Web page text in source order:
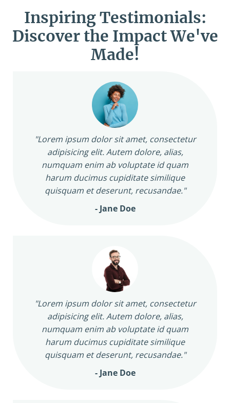
Inspiring Testimonials:
Discover the Impact We've
Made!
"Lorem ipsum dolor sit amet, consectetur
adipisicing elit. Autem dolore, alias,
numquam enim ab voluptate id quam
harum ducimus cupiditate similique
quisquam et deserunt, recusandae."
- Jane Doe
"Lorem ipsum dolor sit amet, consectetur
adipisicing elit. Autem dolore, alias,
numquam enim ab voluptate id quam
harum ducimus cupiditate similique
quisquam et deserunt, recusandae."
- Jane Doe